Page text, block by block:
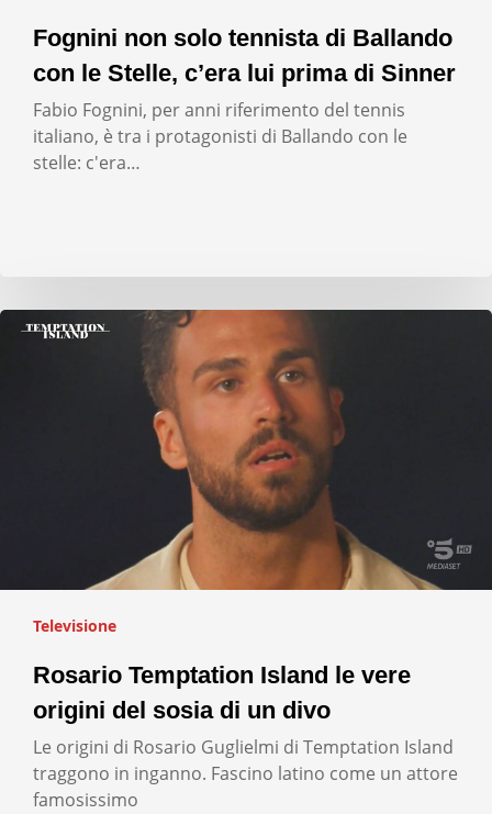
Fognini non solo tennista di Ballando
con le Stelle, c’era lui prima di Sinner
Fabio Fognini, per anni riferimento del tennis
italiano, è tra i protagonisti di Ballando con le
stelle: c'era…
Televisione
Rosario Temptation Island le vere
origini del sosia di un divo
Le origini di Rosario Guglielmi di Temptation Island
traggono in inganno. Fascino latino come un attore
famosissimo